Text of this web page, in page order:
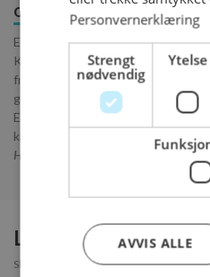
Om produktet Innhold
En kake med mye smak og
Kombinasjonen av søt
friske bringebær og saftig
god smak.
En delikat kake som raskt blir en
kakeanledninger.
Holdbarhet: 4 dager. Kaken smaker
Legg til kort?
Skal du sende dette til noen? Skriv en
Personvernerklæring
Strengt
nødvendig
Ytelse
AVVIS ALLE